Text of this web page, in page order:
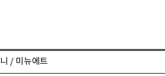
/ 미뉴에트